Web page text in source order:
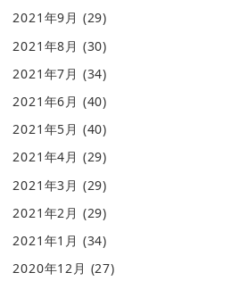
2021年9月 (29)
2021年8月 (30)
2021年7月 (34)
2021年6月 (40)
2021年5月 (40)
2021年4月 (29)
2021年3月 (29)
2021年2月 (29)
2021年1月 (34)
2020年12月 (27)